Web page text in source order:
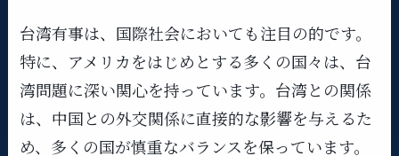
台湾有事は、国際社会においても注目の的です。
特に、アメリカをはじめとする多くの国々は、台
湾問題に深い関心を持っています。台湾との関係
は、中国との外交関係に直接的な影響を与えるた
め、多くの国が慎重なバランスを保っています。